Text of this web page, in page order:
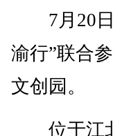
7月20日
渝行”联合
文创园。
位于江北